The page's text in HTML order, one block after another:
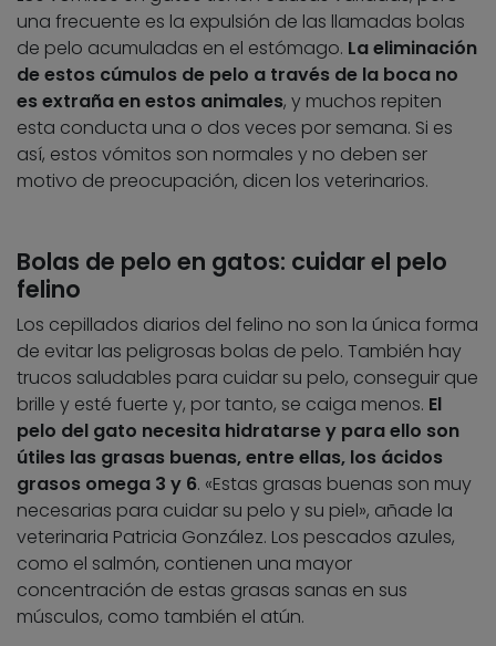
una frecuente es la expulsión de las llamadas bolas
de pelo acumuladas en el estómago. La eliminación
de estos cúmulos de pelo a través de la boca no
es extraña en estos animales, y muchos repiten
esta conducta una o dos veces por semana. Si es
así, estos vómitos son normales y no deben ser
motivo de preocupación, dicen los veterinarios.
Bolas de pelo en gatos: cuidar el pelo
felino
Los cepillados diarios del felino no son la única forma
de evitar las peligrosas bolas de pelo. También hay
trucos saludables para cuidar su pelo, conseguir que
brille y esté fuerte y, por tanto, se caiga menos. El
pelo del gato necesita hidratarse y para ello son
útiles las grasas buenas, entre ellas, los ácidos
grasos omega 3 y 6. «Estas grasas buenas son muy
necesarias para cuidar su pelo y su piel», añade la
veterinaria Patricia González. Los pescados azules,
como el salmón, contienen una mayor
concentración de estas grasas sanas en sus
músculos, como también el atún.